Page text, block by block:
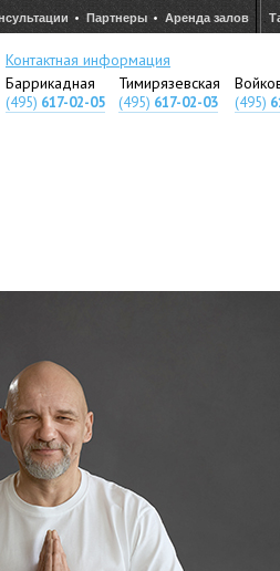
Партнеры Аренда залов
Контактная информация
Баррикадная
Тимирязевская
(495) 617-02-05 (495) 617-02-03 (495)